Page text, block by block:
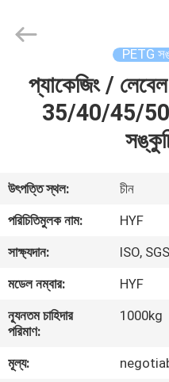
বাড়ি
ভিডিও
সম্পর্কে
কারখানা
PETG
প্যাকেজিং /
35/40/45/50
উৎপত্তি স্থল:
চীন
পরিচিতিমুলক নাম:
HYF
সাক্ষ্যদান:
ISO,
মডেল নম্বার:
HYF
ন্যূনতম চাহিদার
পরিমাণ:
1000kg
মূল্য: